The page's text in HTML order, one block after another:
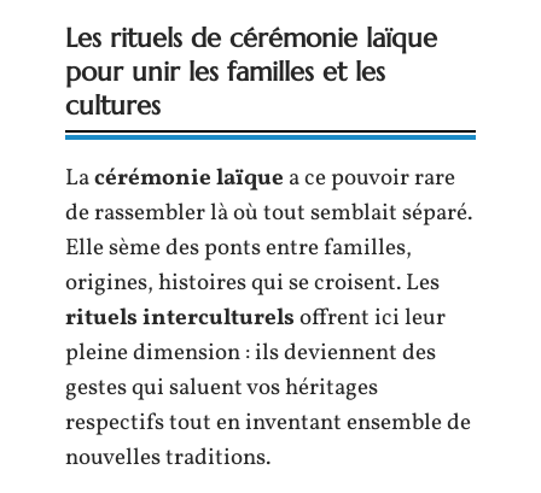
Les rituels de cérémonie laïque
pour unir les familles et les
cultures
Lacérémonie laïque a ce pouvoir rare
de rassembler là où tout semblait séparé.
Elle sème des ponts entre familles,
origines, histoires qui se croisent. Les
rituels interculturelsoffrent ici leur
pleine dimension : ils deviennent des
gestes qui saluent vos héritages
respectifs tout en inventant ensemble de
nouvelles traditions.